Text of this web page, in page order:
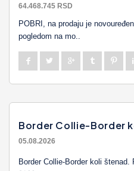
64.468.745 RSD
POBRI, na prodaju je
pogledom na mo..
Border Collie-Border
05.08.2026
Border Collie-Border koli štenad.